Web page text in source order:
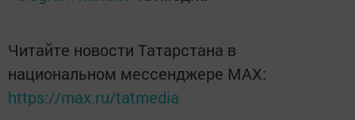
Читайте новости Татарстана в
национальном мессенджере MАХ:
https://max.ru/tatmedia